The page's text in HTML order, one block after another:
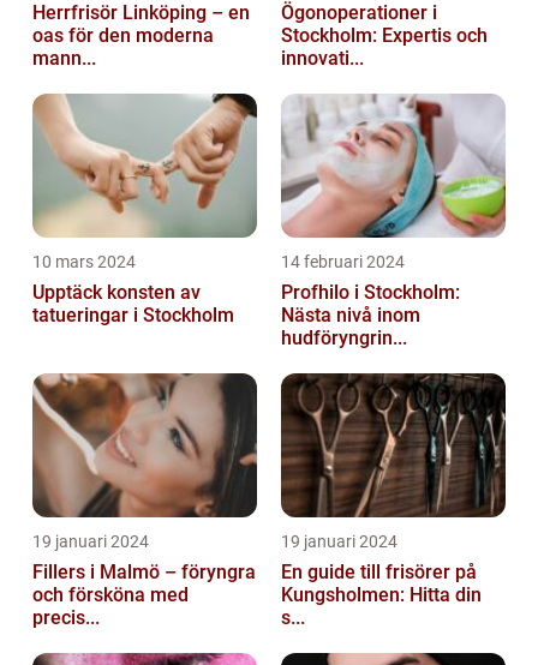
Herrfrisör Linköping – en
oas för den moderna
mann...
Ögonoperationer i
Stockholm: Expertis och
innovati...
10 mars 2024
Upptäck konsten av
tatueringar i Stockholm
14 februari 2024
Profhilo i Stockholm:
Nästa nivå inom
hudföryngrin...
19 januari 2024
Fillers i Malmö – föryngra
och försköna med
precis...
19 januari 2024
En guide till frisörer på
Kungsholmen: Hitta din
s...